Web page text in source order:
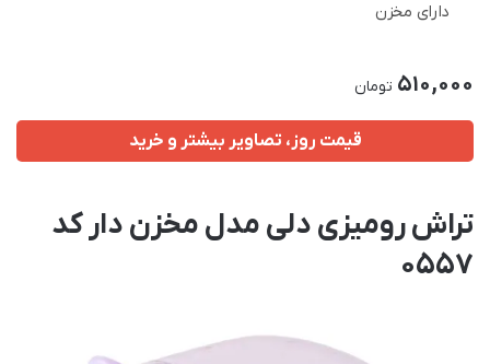
دارای مخزن
510,000 تومان
قیمت روز، تصاویر بیشتر و خرید
تراش رومیزی دلی مدل مخزن دار کد
0557